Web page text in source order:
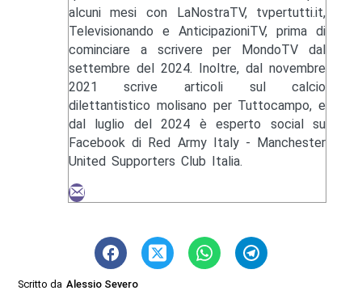
alcuni mesi con LaNostraTV, tvpertutti.it,
Televisionando e AnticipazioniTV, prima di
cominciare a scrivere per MondoTV dal
settembre del 2024. Inoltre, dal novembre
2021 scrive articoli sul calcio
dilettantistico molisano per Tuttocampo, e
dal luglio del 2024 è esperto social su
Facebook di Red Army Italy - Manchester
United Supporters Club Italia.
Scritto da Alessio Severo